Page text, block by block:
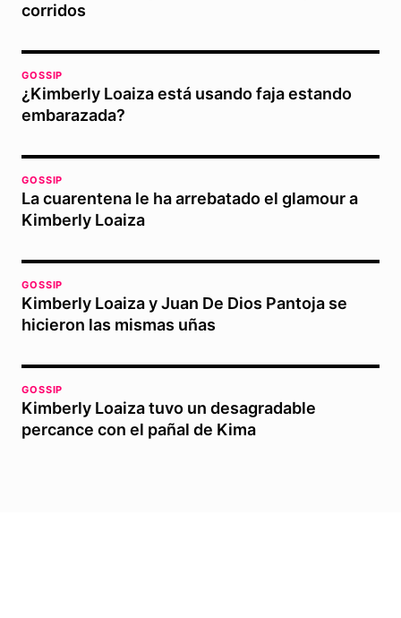
corridos
GOSSIP
¿Kimberly Loaiza está usando faja estando
embarazada?
GOSSIP
La cuarentena le ha arrebatado el glamour a
Kimberly Loaiza
GOSSIP
Kimberly Loaiza y Juan De Dios Pantoja se
hicieron las mismas uñas
GOSSIP
Kimberly Loaiza tuvo un desagradable
percance con el pañal de Kima